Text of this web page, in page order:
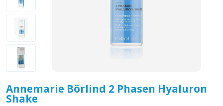
Annemarie Börlind 2 Phasen Hyaluron
Shake